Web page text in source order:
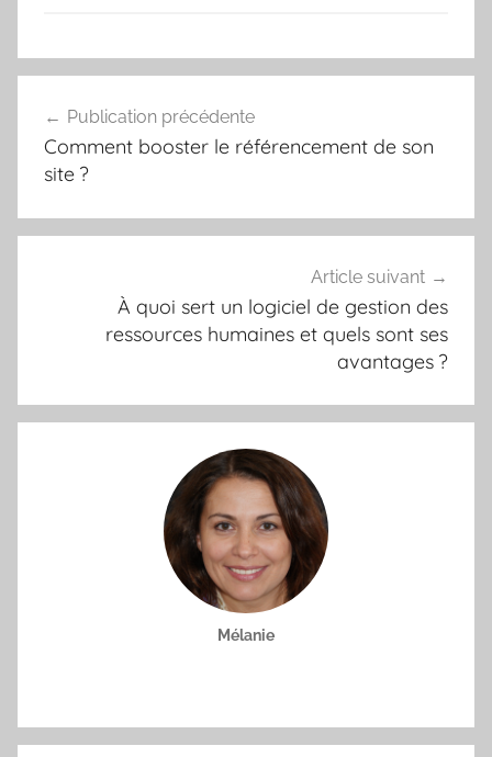
de
l’article
Publication précédente
Comment booster le référencement de son
site ?
Article suivant
À quoi sert un logiciel de gestion des
ressources humaines et quels sont ses
avantages ?
Mélanie